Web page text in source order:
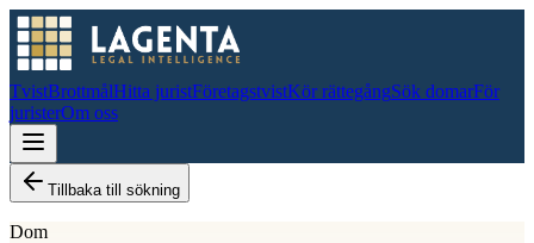
TvistBrottmålHitta juristFöretagstvistKör rättegångSök domarFör
juristerOm oss
Tillbaka till sökning
Dom